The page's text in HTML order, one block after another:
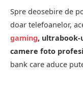
Spre deosebire de
doar telefoanelor,
gaming, ultrabook-
camere foto
bank care aduce